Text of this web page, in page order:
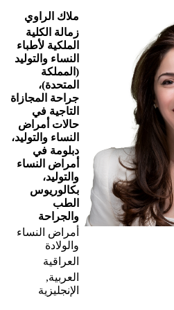
ملاك الراوي
زمالة الكلية
الملكية لأطباء
النساء والتوليد
(المملكة
المتحدة)،
جراحة المجازاة
التاجية في
حالات أمراض
النساء والتوليد،
دبلومة في
أمراض النساء
والتوليد،
بكالوريوس
الطب
والجراحة
أمراض النساء
والولادة
العراقية
العربية,
الإنجليزية